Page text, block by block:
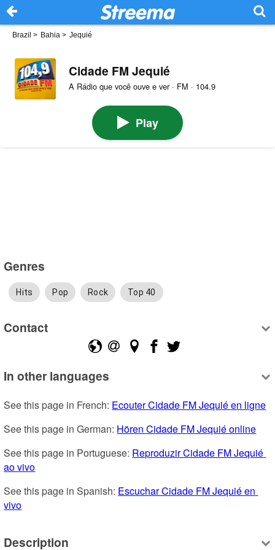
Brazil > Bahia > Jequié
Cidade FM Jequié
A Rádio que você ouve e ver · FM · 104.9
Play
Genres
Hits Pop Rock Top 40
Contact
In other languages
See this page in French: Ecouter Cidade FM Jequié en ligne
See this page in German: Hören Cidade FM Jequié online
See this page in Portuguese: Reproduzir Cidade FM Jequié
ao vivo
See this page in Spanish: Escuchar Cidade FM Jequié en
vivo
Description